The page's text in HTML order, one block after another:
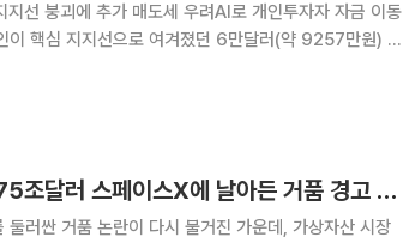
선 붕괴에 추가 매도세 우려AI로 개인투자자 자금 이동
하락한 5만9
"비트코인과 다를 게 없다"⋯2.75조달러 스페이스X에 날아든 거품 경고 [Bit 코인]
러싼 거품 논란이 다시 불거진 가운데, 가상자산 시장